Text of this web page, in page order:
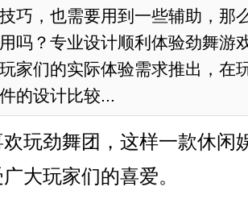
巧，也需要用到一些辅助，那
吗？专业设计顺利体验劲舞游
家们的实际体验需求推出，在
的设计比较...
玩劲舞团，这样一款休闲
大玩家们的喜爱。